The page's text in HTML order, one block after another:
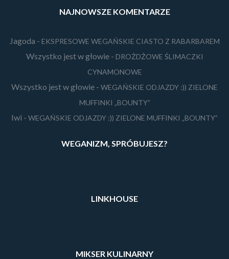
NAJNOWSZE KOMENTARZE
Jagoda - EKSPRESOWE WEGAŃSKIE CIASTO Z RABARBAREM
Wszystko jest w głowie- DROŻDŻOWE ŚLIMACZKI
CYNAMONOWE
Wszystko jest w głowie - WEGAŃSKIE ODJAZDY :)) ZIELONE
MUFFINKI „BOUNTY”
Iwi - WEGAŃSKIE ODJAZDY :)) ZIELONE MUFFINKI „BOUNTY”
WEGANIZM, SPRÓBUJESZ?
LINKHOUSE
MIKSER KULINARNY